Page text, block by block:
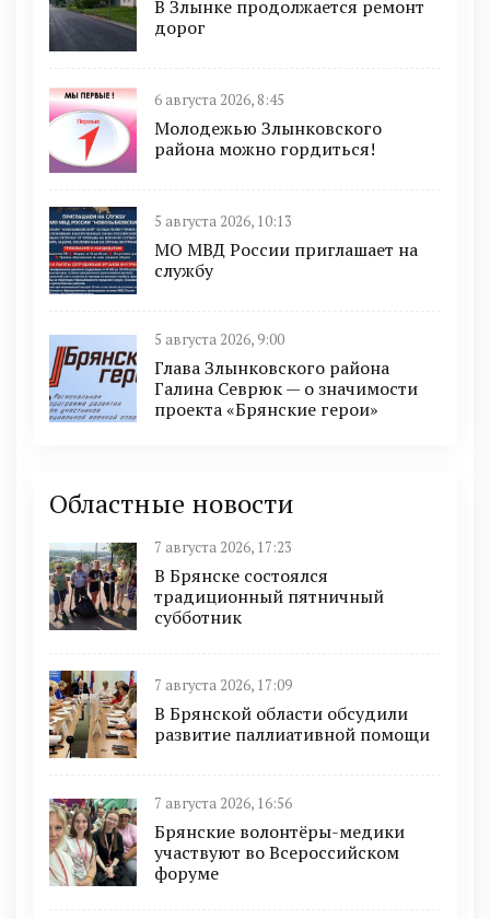
В Злынке продолжается ремонт
дорог
6 августа 2026, 8:45
Молодежью Злынковского
района можно гордиться!
5 августа 2026, 10:13
МО МВД России приглашает на
службу
5 августа 2026, 9:00
Глава Злынковского района
Галина Севрюк — о значимости
проекта «Брянские герои»
Областные новости
7 августа 2026, 17:23
В Брянске состоялся
традиционный пятничный
субботник
7 августа 2026, 17:09
В Брянской области обсудили
развитие паллиативной помощи
7 августа 2026, 16:56
Брянские волонтёры-медики
участвуют во Всероссийском
форуме